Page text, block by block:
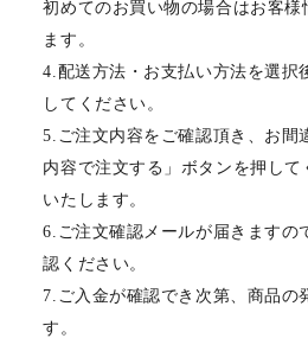
初めてのお買い物の場合はお客様
ます。
4.配送方法・お支払い方法を選択
してください。
5.ご注文内容をご確認頂き、お間
内容で注文する」ボタンを押して
いたします。
6.ご注文確認メールが届きますの
認ください。
7.ご入金が確認でき次第、商品の
す。